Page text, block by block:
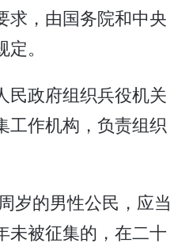
求，由国务院和中央
。
民政府组织兵役机关
工作机构，负责组织
岁的男性公民，应当
未被征集的，在二十